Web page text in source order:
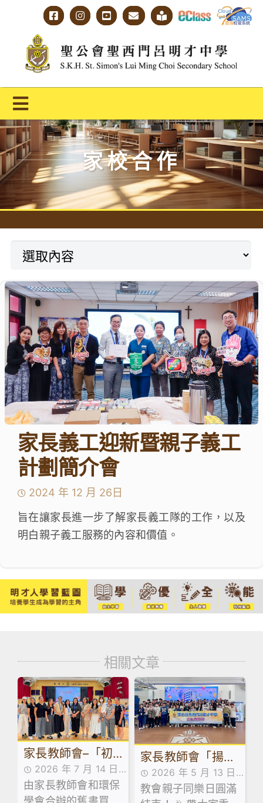
content
Toggle
Navigation
主頁
學校概覽
明才人學習藍圖
明才人成長階梯
教師專業社群
學生成就與學校活動
我們的聯繫
入學資訊
下載區
家校合作
家長義工迎新暨親子義工
計劃簡介會
2024 年 12 月 26日
旨在讓家長進一步了解家長義工隊的工作，以及
明白親子義工服務的內容和價值。
相關文章
家長教師會–「初
中級舊書買賣」活
動
2026 年 7 月 14 日
家校合作,家長教師會
活動花絮,活動花絮
由家長教師會和環保
家長教師會「揚才
傳藝、樂學故宮」
親子同樂日
2026 年 5 月 13 日
家校合作,家長教師會
教會親子同樂日圓滿